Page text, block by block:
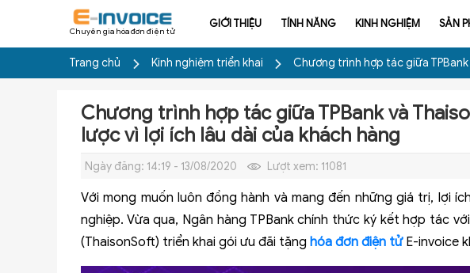
Chuyên gia hóa đơn điện tử
GIỚI THIỆU TÍNH NĂNG KINH NGHIỆM SẢN
Trang chủ Kinh nghiệm triển khai Chương trình hợp tác giữa
Chương trình hợp tác giữa TPBank và
lược vì lợi ích lâu dài của khách hàng
Ngày đăng: 14:19 - 13/08/2020 Lượt xem: 11081
Với mong muốn luôn đồng hành và mang đến những giá trị, lợi
nghiệp. Vừa qua, Ngân hàng TPBank chính thức ký kết hợp tác
(ThaisonSoft) triển khai gói ưu đãi tặng hóa đơn điện tửE-invoice